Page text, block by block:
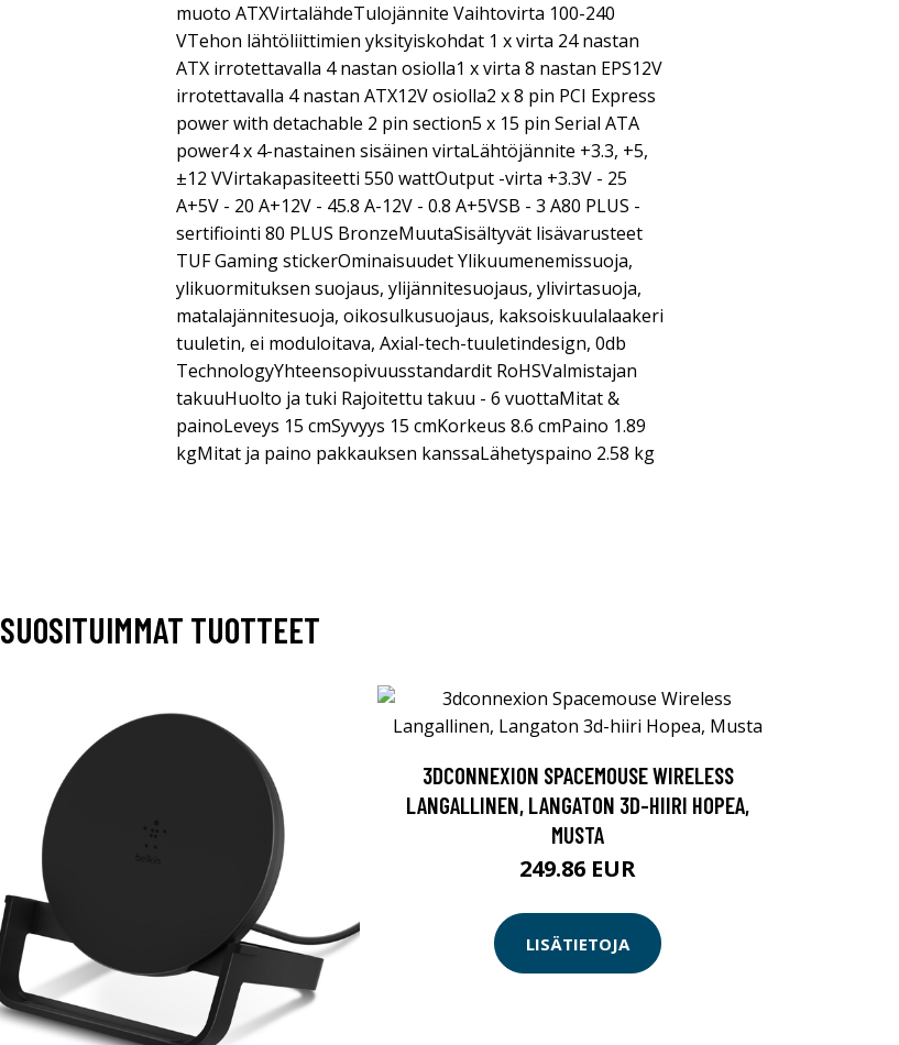
muoto ATXVirtalähdeTulojännite Vaihtovirta 100-240
VTehon lähtöliittimien yksityiskohdat 1 x virta 24 nastan
ATX irrotettavalla 4 nastan osiolla1 x virta 8 nastan EPS12V
irrotettavalla 4 nastan ATX12V osiolla2 x 8 pin PCI Express
power with detachable 2 pin section5 x 15 pin Serial ATA
power4 x 4-nastainen sisäinen virtaLähtöjännite +3.3, +5,
±12 VVirtakapasiteetti 550 wattOutput -virta +3.3V - 25
A+5V - 20 A+12V - 45.8 A-12V - 0.8 A+5VSB - 3 A80 PLUS -
sertifiointi 80 PLUS BronzeMuutaSisältyvät lisävarusteet
TUF Gaming stickerOminaisuudet Ylikuumenemissuoja,
ylikuormituksen suojaus, ylijännitesuojaus, ylivirtasuoja,
matalajännitesuoja, oikosulkusuojaus, kaksoiskuulalaakeri
tuuletin, ei moduloitava, Axial-tech-tuuletindesign, 0db
TechnologyYhteensopivuusstandardit RoHSValmistajan
takuuHuolto ja tuki Rajoitettu takuu - 6 vuottaMitat &
painoLeveys 15 cmSyvyys 15 cmKorkeus 8.6 cmPaino 1.89
kgMitat ja paino pakkauksen kanssaLähetyspaino 2.58 kg
SUOSITUIMMAT TUOTTEET
3DCONNEXION SPACEMOUSE WIRELESS
LANGALLINEN, LANGATON 3D-HIIRI HOPEA,
MUSTA
249.86 EUR
LISÄTIETOJA